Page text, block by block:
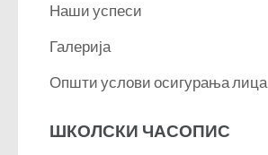
Наши успеси
Галерија
Општи услови осигурања лица
ШКОЛСКИ ЧАСОПИС